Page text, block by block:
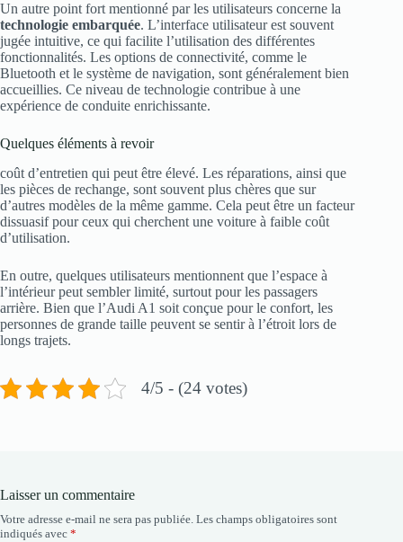
Un autre point fort mentionné par les utilisateurs concerne la
technologie embarquée. L’interface utilisateur est souvent
jugée intuitive, ce qui facilite l’utilisation des différentes
fonctionnalités. Les options de connectivité, comme le
Bluetooth et le système de navigation, sont généralement bien
accueillies. Ce niveau de technologie contribue à une
expérience de conduite enrichissante.
Quelques éléments à revoir
coût d’entretien qui peut être élevé. Les réparations, ainsi que
les pièces de rechange, sont souvent plus chères que sur
d’autres modèles de la même gamme. Cela peut être un facteur
dissuasif pour ceux qui cherchent une voiture à faible coût
d’utilisation.
En outre, quelques utilisateurs mentionnent que l’espace à
l’intérieur peut sembler limité, surtout pour les passagers
arrière. Bien que l’Audi A1 soit conçue pour le confort, les
personnes de grande taille peuvent se sentir à l’étroit lors de
longs trajets.
4/5 - (24 votes)
Laisser un commentaire
Votre adresse e-mail ne sera pas publiée. Les champs obligatoires sont
indiqués avec *